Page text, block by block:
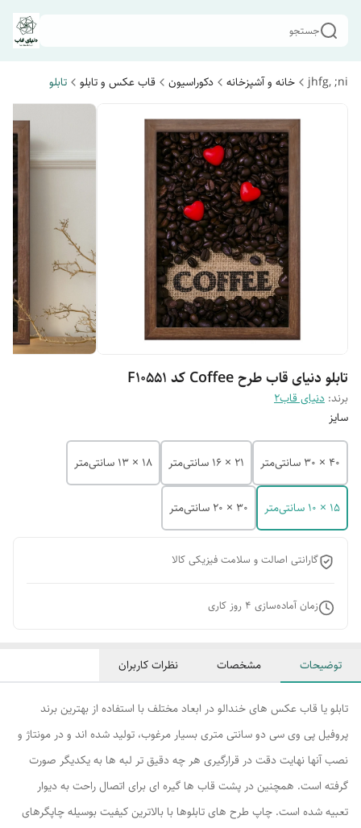
جستجو
jhfg, ;ni خانه و آشپزخانه دکوراسیون قاب عکس و تابلو تابلو
تابلو دنیای قاب طرح Coffee کد F10551
برند: دنیای قاب2
سایز
40 × 30 سانتی‌متر 21 × 16 سانتی‌متر 18 × 13 سانتی‌متر
15 × 10 سانتی‌متر 30 × 20 سانتی‌متر
گارانتی اصالت و سلامت فیزیکی کالا
زمان آماده‌سازی 4 روز کاری
توضیحات مشخصات نظرات کاربران
تابلو یا قاب عکس های خندالو در ابعاد مختلف با استفاده از بهترین برند
پروفیل پی وی سی دو سانتی متری بسیار مرغوب، تولید شده اند و در مونتاژ و
نصب آنها نهایت دقت در قرارگیری هر چه دقیق تر لبه ها به یکدیگر صورت
گرفته است. همچنین در پشت قاب ها گیره ای برای اتصال راحت به دیوار
تعبیه شده است. چاپ طرح های تابلوها با بالاترین کیفیت بوسیله چاپگرهای